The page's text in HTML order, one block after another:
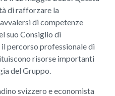
di rafforzare la
di competenze
suo Consiglio di
percorso professionale di
risorse importanti
del Gruppo.
svizzero e economista